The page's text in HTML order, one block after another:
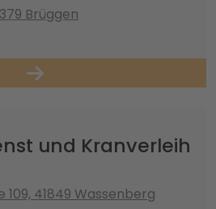
Brüggen
und Kranverleih
41849 Wassenberg